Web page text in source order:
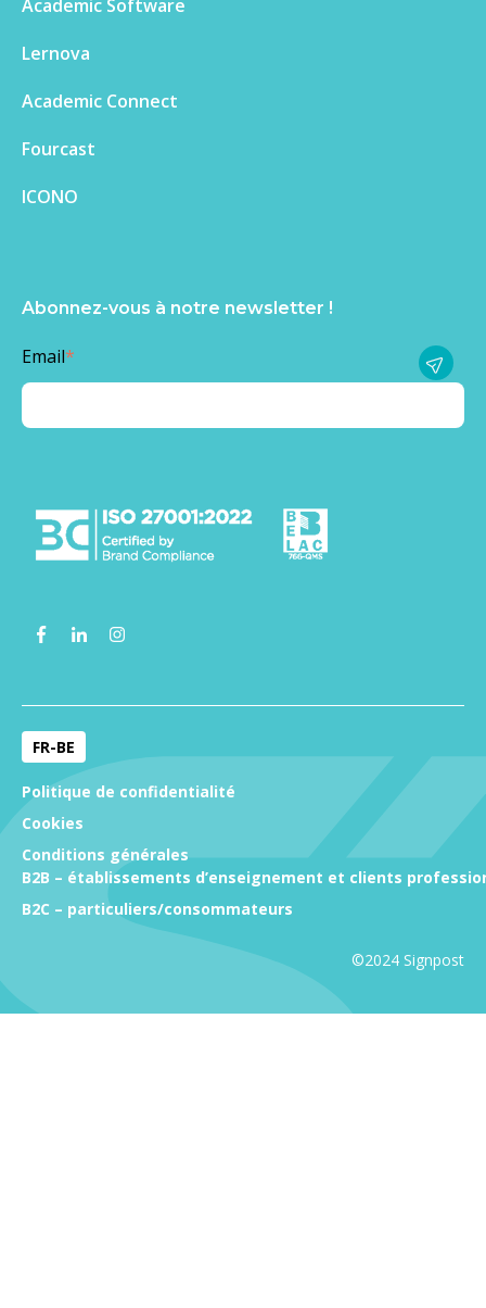
Academic Software
Lernova
Academic Connect
Fourcast
ICONO
Abonnez-vous à notre newsletter !
Email*
FR-BE
Politique de confidentialité
Cookies
Conditions générales
B2B – établissements d’enseignement et clients
B2C – particuliers/consommateurs
©2024 Signpost